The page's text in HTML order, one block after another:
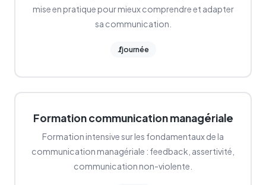
mise en pratique pour mieux comprendre et adapter
sa communication.
1journée
Formation communication managériale
Formation intensive sur les fondamentaux de la
communication managériale : feedback, assertivité,
communication non-violente.